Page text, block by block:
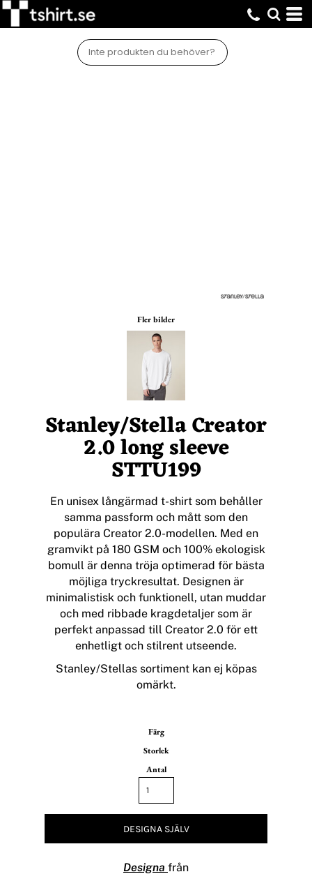
Fler bilder
Stanley/Stella Creator
2.0 long sleeve
STTU199
En unisex långärmad t-shirt som behåller
samma passform och mått som den
populära Creator 2.0-modellen. Med en
gramvikt på 180 GSM och 100% ekologisk
bomull är denna tröja optimerad för bästa
möjliga tryckresultat. Designen är
minimalistisk och funktionell, utan muddar
och med ribbade kragdetaljer som är
perfekt anpassad till Creator 2.0 för ett
enhetligt och stilrent utseende.
Stanley/Stellas sortiment kan ej köpas
omärkt.
Färg
Storlek
Antal
DESIGNA SJÄLV
Designa från